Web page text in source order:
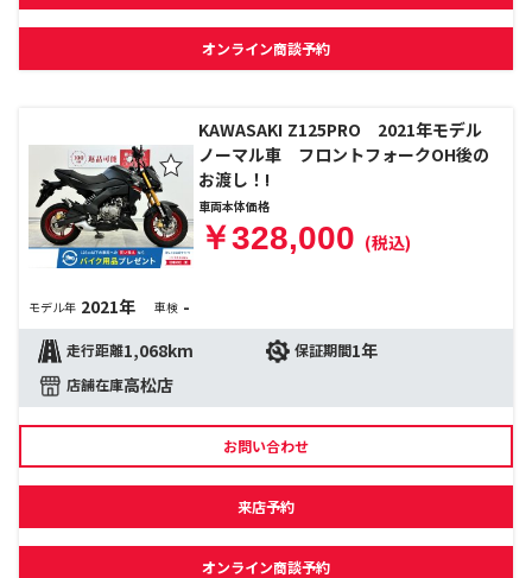
オンライン商談予約
KAWASAKI Z125PRO 2021年モデル
ノーマル車 フロントフォークOH後の
お渡し！!
車両本体価格
￥328,000 (税込)
モデル年 2021年 車検 -
走行距離1,068km 保証期間1年
店舗在庫高松店
お問い合わせ
来店予約
オンライン商談予約